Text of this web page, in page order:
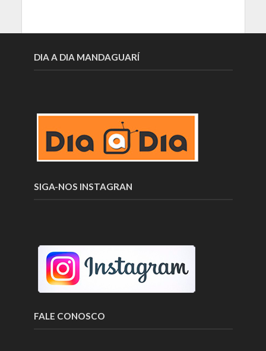
DIA A DIA MANDAGUARÍ
SIGA-NOS INSTAGRAN
FALE CONOSCO